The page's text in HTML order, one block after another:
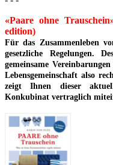
«Paare ohne
edition)
Für das Zusammenleben
gesetzliche Regelungen.
gemeinsame
Lebensgemeinschaft also
zeigt Ihnen dieser
Konkubinat vertraglich